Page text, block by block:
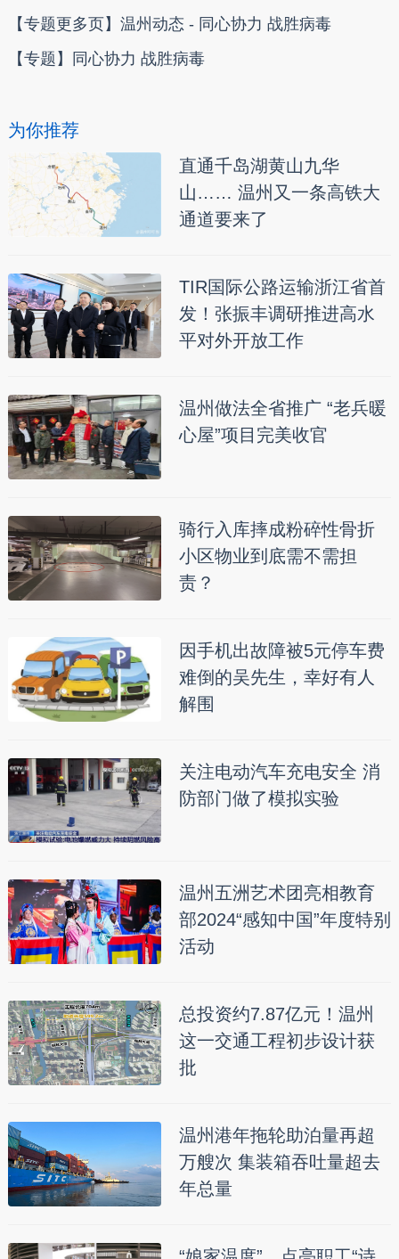
【专题更多页】温州动态 - 同心协力 战胜病毒
【专题】同心协力 战胜病毒
为你推荐
直通千岛湖黄山九华
山…… 温州又一条高铁大
通道要来了
TIR国际公路运输浙江省首
发！张振丰调研推进高水
平对外开放工作
温州做法全省推广 “老兵暖
心屋”项目完美收官
骑行入库摔成粉碎性骨折
小区物业到底需不需担
责？
因手机出故障被5元停车费
难倒的吴先生，幸好有人
解围
关注电动汽车充电安全 消
防部门做了模拟实验
温州五洲艺术团亮相教育
部2024“感知中国”年度特别
活动
总投资约7.87亿元！温州
这一交通工程初步设计获
批
温州港年拖轮助泊量再超
万艘次 集装箱吞吐量超去
年总量